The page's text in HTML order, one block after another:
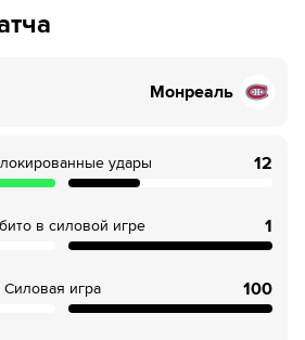
Монреаль
удары 12
в силовой игре 1
Силовая игра 100